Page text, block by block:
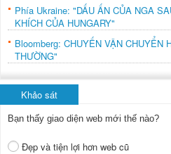
Phía Ukraine: "DẤU ẤN CỦA NGA
KHÍCH CỦA HUNGARY"
Bloomberg: CHUYẾN VẬN CHUYỂN
THƯỜNG"
Khảo sát
Bạn thấy giao diện web mới thế nào?
Đẹp và tiện lợi hơn web cũ